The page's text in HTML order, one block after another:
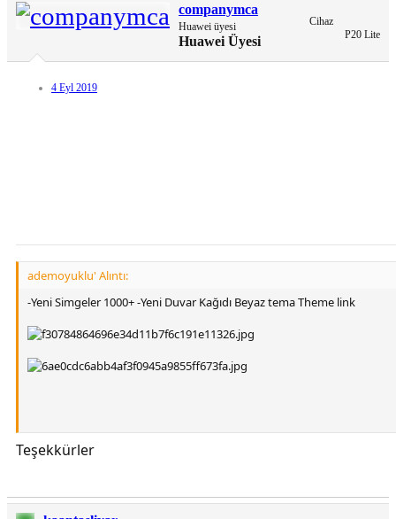
companymca
Huawei üyesi
Huawei Üyesi
Cihaz
P20 Lite
4 Eyl 2019
ademoyuklu' Alıntı:
-Yeni Simgeler 1000+ -Yeni Duvar Kağıdı Beyaz tema Theme link
[Gizli içerik]
Teşekkürler